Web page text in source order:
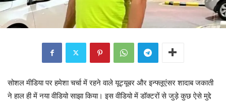
सोशल मीडिया पर हमेशा चर्चा में रहने वाले यूट्यूबर और इन्फ्लूएंसर शादाब जकाती
ने हाल ही में नया वीडियो साझा किया। इस वीडियो में डॉक्टरों से जुड़े कुछ ऐसे मुद्दे